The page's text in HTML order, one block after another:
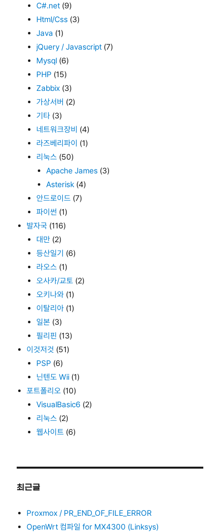
C#.net (9)
Html/Css (3)
Java (1)
jQuery / Javascript (7)
Mysql (6)
PHP (15)
Zabbix (3)
가상서버 (2)
기타 (3)
네트워크장비 (4)
라즈베리파이 (1)
리눅스 (50)
Apache James (3)
Asterisk (4)
안드로이드 (7)
파이썬 (1)
발자국 (116)
대만 (2)
등산일기 (6)
라오스 (1)
오사카/교토 (2)
오키나와 (1)
이탈리아 (1)
일본 (3)
필리핀 (13)
이것저것 (51)
PSP (6)
닌텐도 Wii (1)
포트폴리오 (10)
VisualBasic6 (2)
리눅스 (2)
웹사이트 (6)
최근글
Proxmox / PR_END_OF_FILE_ERROR
OpenWrt 컴파일 for MX4300 (Linksys)